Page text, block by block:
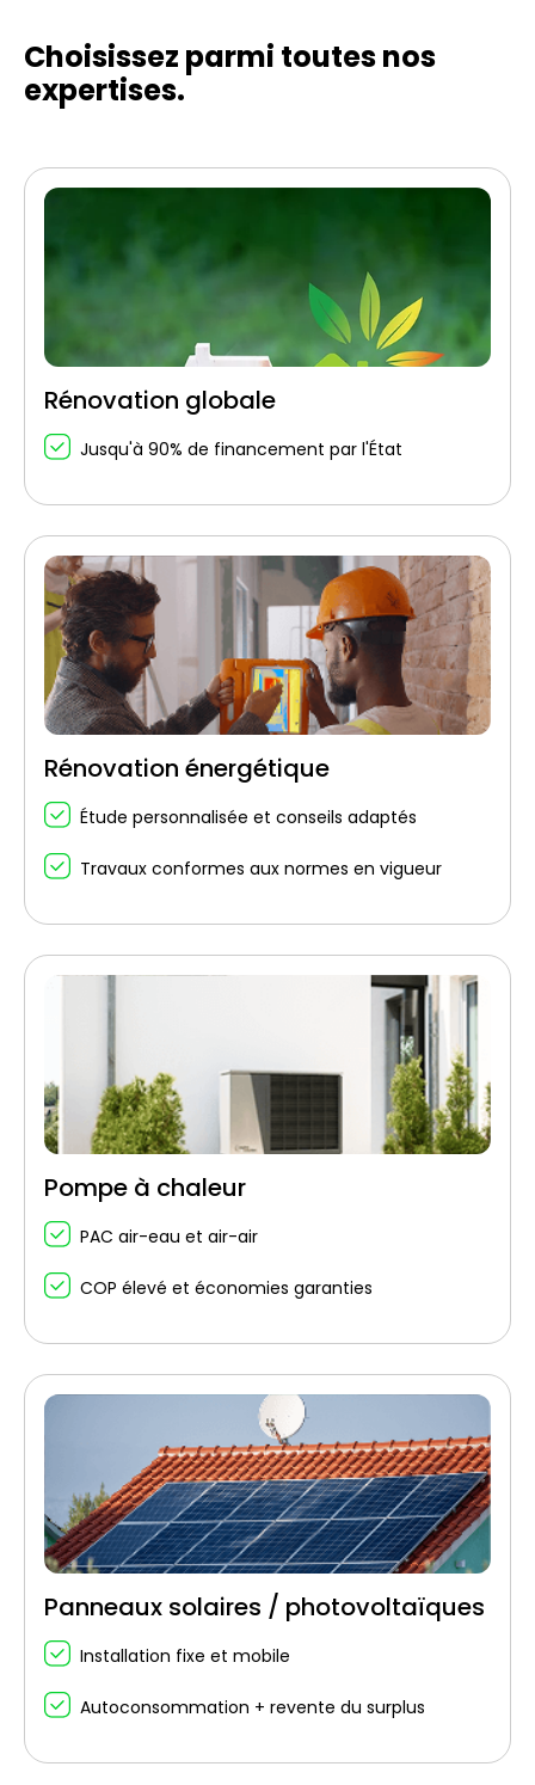
Choisissez parmi toutesnos
expertises.
Rénovation globale
Jusqu'à 90% de financement par l'État
Rénovation énergétique
Étude personnalisée et conseils adaptés
Travaux conformes aux normes en vigueur
Pompe à chaleur
PAC air-eau et air-air
COP élevé et économies garanties
Panneaux solaires / photovoltaïques
Installation fixe et mobile
Autoconsommation + revente du surplus